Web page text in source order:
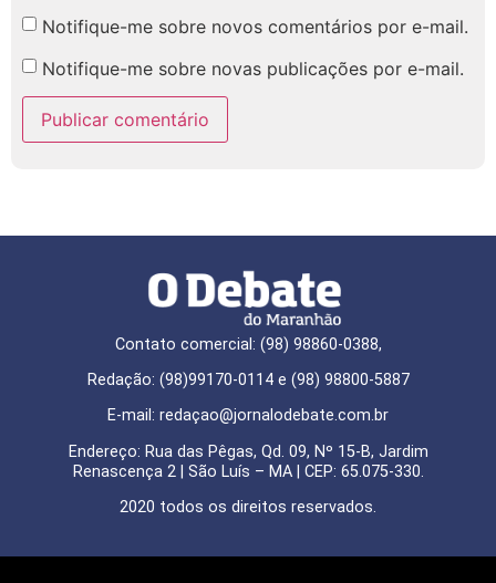
Notifique-me sobre novos comentários por e-mail.
Notifique-me sobre novas publicações por e-mail.
Contato comercial: (98) 98860-0388,
Redação: (98)99170-0114 e (98) 98800-5887
E-mail: redaçao@jornalodebate.com.br
Endereço: Rua das Pêgas, Qd. 09, Nº 15-B, Jardim
Renascença 2 | São Luís – MA | CEP: 65.075-330.
2020 todos os direitos reservados.